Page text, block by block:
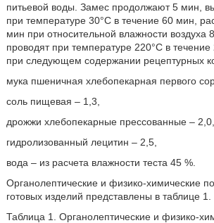
питьевой воды. Замес продолжают 5 мин,
при температуре 30°С в течение 60 мин,
мин при относительной влажности воздуха
проводят при температуре 220°С в течение
при следующем содержании рецептурных
мука пшеничная хлебопекарная первого
соль пищевая – 1,3,
дрожжи хлебопекарные прессованные – 2,0,
гидролизованный лецитин – 2,5,
вода – из расчета влажности теста 45 %.
Органолептические и физико-химические
готовых изделий представлены в таблице 1.
Таблица 1. Органолептические и физико-